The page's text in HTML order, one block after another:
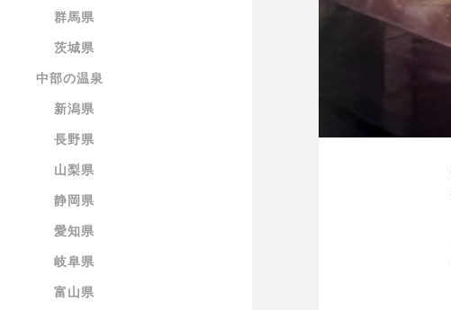
群馬県
茨城県
中部の温泉
新潟県
長野県
山梨県
静岡県
愛知県
岐阜県
富山県